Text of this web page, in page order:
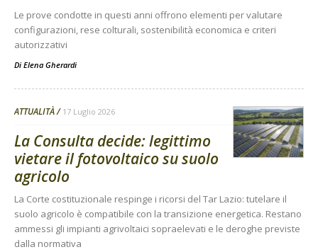
Le prove condotte in questi anni offrono elementi per valutare
configurazioni, rese colturali, sostenibilità economica e criteri
autorizzativi
Di Elena Gherardi
ATTUALITÀ 17 Luglio 2026
La Consulta decide: legittimo
vietare il fotovoltaico su suolo
agricolo
La Corte costituzionale respinge i ricorsi del Tar Lazio: tutelare il
suolo agricolo è compatibile con la transizione energetica. Restano
ammessi gli impianti agrivoltaici sopraelevati e le deroghe previste
dalla normativa